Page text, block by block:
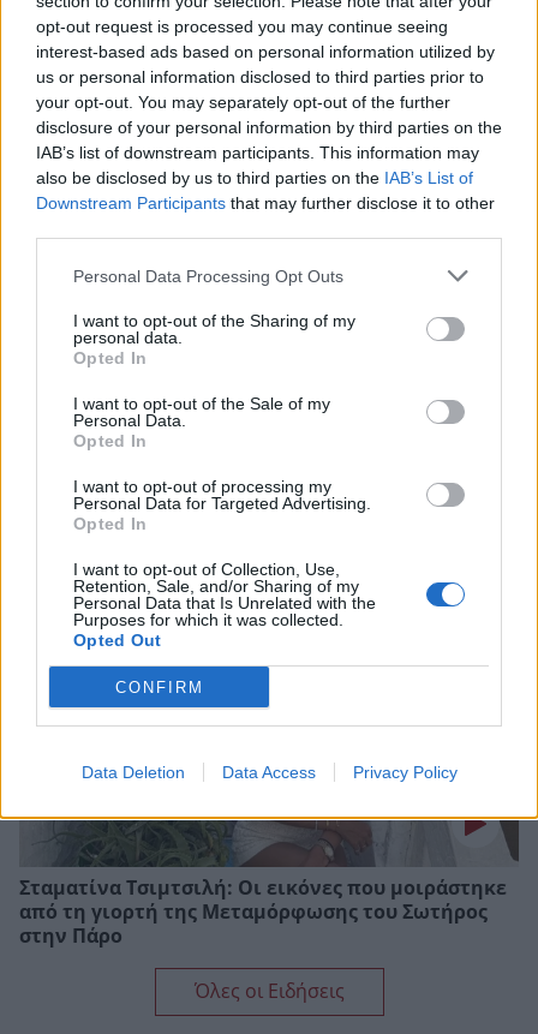
opt-out request is processed you may continue seeing
interest-based ads based on personal information utilized by
us or personal information disclosed to third parties prior to
your opt-out. You may separately opt-out of the further
disclosure of your personal information by third parties on the
IAB’s list of downstream participants. This information may
also be disclosed by us to third parties on the IAB’s List of
Downstream Participants that may further disclose it to other
Personal Data Processing Opt Outs
I want to opt-out of the Sharing of my
personal data.
Opted In
I want to opt-out of the Sale of my
Personal Data.
Opted In
I want to opt-out of processing my
Personal Data for Targeted Advertising.
Opted In
I want to opt-out of Collection, Use,
Retention, Sale, and/or Sharing of my
Personal Data that Is Unrelated with the
Purposes for which it was collected.
Opted Out
CONFIRM
Data Deletion Data Access Privacy Policy
Κατερίνα Γερονικολού: Η καλοκαιρινή εμφάνιση
δίπλα στην πισίνα που έκλεψε τις εντυπώσεις
Μελέτης Ηλίας στο ΟΚ!: «Κάνω σχεδόν 10 χρόνια
ψυχοθεραπεία και με έχει βοηθήσει πάρα πολύ.
Σταμάτησα να είμαι τόσο εγωιστής»
Σταματίνα Τσιμτσιλή: Οι εικόνες που μοιράστηκε
από τη γιορτή της Μεταμόρφωσης του Σωτήρος
στην Πάρο
Όλες οι Ειδήσεις